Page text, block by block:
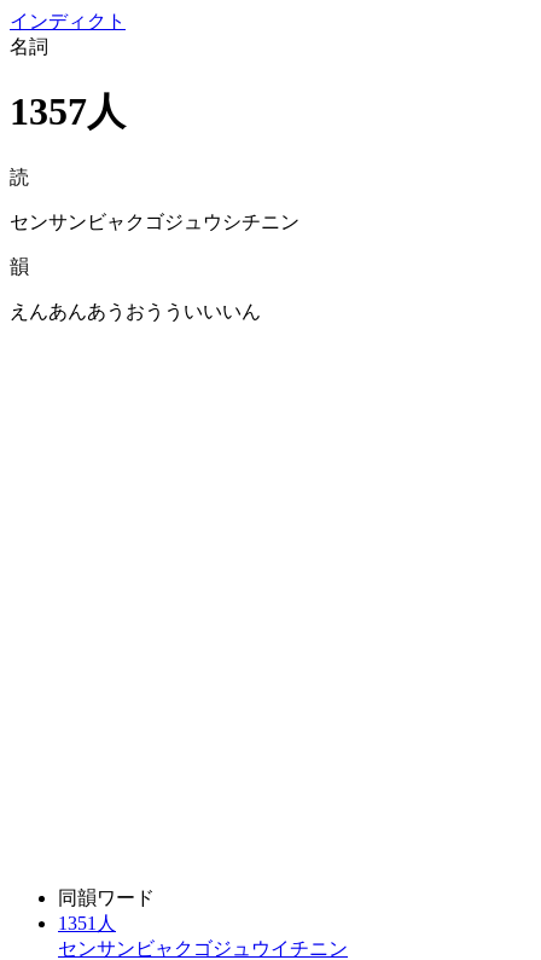
インディクト
名詞
1357人
読
センサンビャクゴジュウシチニン
韻
えんあんあうおうういいいん
同韻ワード
1351人
センサンビャクゴジュウイチニン